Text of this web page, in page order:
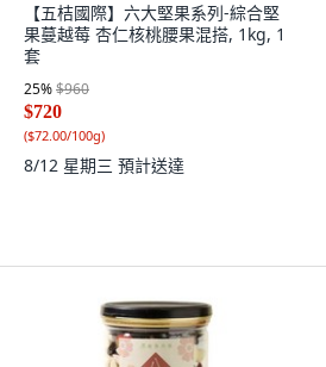
【五桔國際】六大堅果系列-綜合堅
果蔓越莓 杏仁核桃腰果混搭, 1kg, 1
套
25%$960
$720
($72.00/100g)
8/12 星期三 預計送達